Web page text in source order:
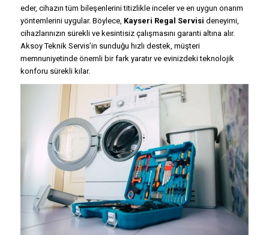
eder, cihazın tüm bileşenlerini titizlikle inceler ve en uygun onarım
yöntemlerini uygular. Böylece, Kayseri Regal Servisi deneyimi,
cihazlarınızın sürekli ve kesintisiz çalışmasını garanti altına alır.
Aksoy Teknik Servis’in sunduğu hızlı destek, müşteri
memnuniyetinde önemli bir fark yaratır ve evinizdeki teknolojik
konforu sürekli kılar.